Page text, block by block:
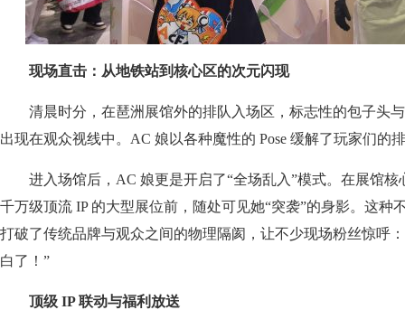
现场直击：从地铁站到核心区的次元闪现
清晨时分，在琶洲展馆外的排队入场区，标志性的包子头
出现在观众视线中。AC 娘以各种魔性的 Pose 缓解了玩家们的
进入场馆后，AC 娘更是开启了“全场乱入”模式。在展馆
千万级顶流 IP 的大型展位前，随处可见她“突袭”的身影。这种
打破了传统品牌与观众之间的物理隔阂，让不少现场粉丝惊呼
白了！”
顶级 IP 联动与福利放送